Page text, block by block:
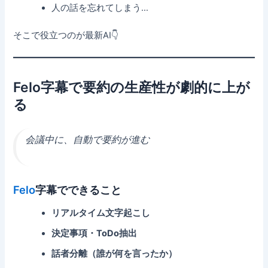
人の話を忘れてしまう…
そこで役立つのが最新AI👇
Felo字幕で要約の生産性が劇的に上が
る
会議中に、自動で要約が進む
Felo字幕でできること
リアルタイム文字起こし
決定事項・ToDo抽出
話者分離（誰が何を言ったか）